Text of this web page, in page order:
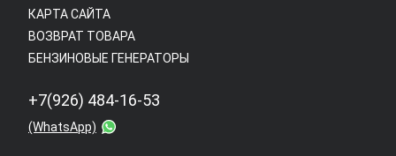
КАРТА САЙТА
ВОЗВРАТ ТОВАРА
БЕНЗИНОВЫЕ ГЕНЕРАТОРЫ
+7(926) 484-16-53
(WhatsApp)